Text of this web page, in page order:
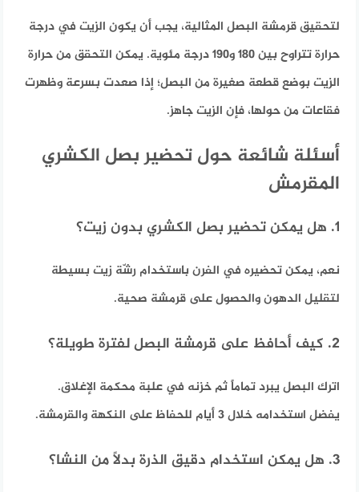
لتحقيق قرمشة البصل المثالية، يجب أن يكون الزيت في درجة
حرارة تتراوح بين 180 و190 درجة مئوية. يمكن التحقق من حرارة
الزيت بوضع قطعة صغيرة من البصل؛ إذا صعدت بسرعة وظهرت
فقاعات من حولها، فإن الزيت جاهز.
أسئلة شائعة حول تحضير بصل الكشري
المقرمش
1. هل يمكن تحضير بصل الكشري بدون زيت؟
نعم، يمكن تحضيره في الفرن باستخدام رشّة زيت بسيطة
لتقليل الدهون والحصول على قرمشة صحية.
2. كيف أحافظ على قرمشة البصل لفترة طويلة؟
اترك البصل يبرد تماماً ثم خزنه في علبة محكمة الإغلاق.
يفضل استخدامه خلال 3 أيام للحفاظ على النكهة والقرمشة.
3. هل يمكن استخدام دقيق الذرة بدلاً من النشا؟